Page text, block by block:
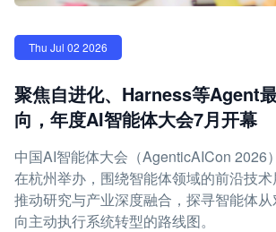
Thu Jul 02 2026
聚焦自进化、Harness等Agent
向，年度AI智能体大会7月开幕
中国AI智能体大会（AgenticAICon 2026
在杭州举办，围绕智能体领域的前沿技
推动研究与产业深度融合，探寻智能体
向主动执行系统转型的路线图。